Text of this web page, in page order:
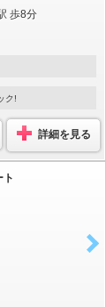
歩8分
ク!
詳細を見る
ト